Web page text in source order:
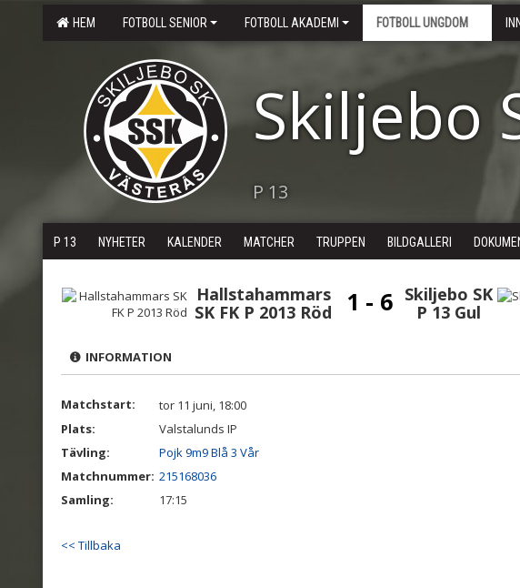
HEM FOTBOLL SENIOR FOTBOLL AKADEMI FOTBOLL UNGDOM
Skiljebo
P 13
P 13 NYHETER KALENDER MATCHER TRUPPEN BILDGALLERI
Hallstahammars
SK FK P 2013 Röd
1 - 6 Skiljebo SK
P 13 Gul
INFORMATION
Matchstart:
tor 11 juni, 18:00
Plats:
Valstalunds IP
Tävling:
Pojk 9m9 Blå 3 Vår
Matchnummer: 215168036
Samling:
17:15
<< Tillbaka